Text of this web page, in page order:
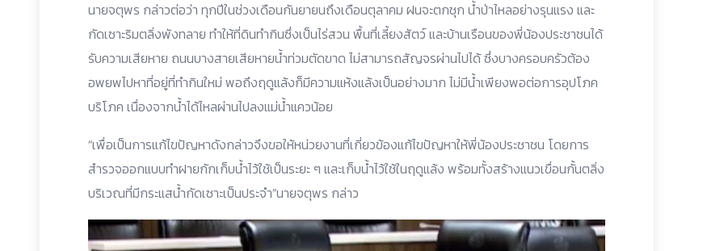
นายจตุพร กล่าวต่อว่า ทุกปีในช่วงเดือนกันยายนถึงเดือนตุลาคม ฝนจะตกชุก น้ำป่าไหลอย่างรุนแรง และ
กัดเซาะริมตลิ่งพังทลาย ทำให้ที่ดินทำกินซึ่งเป็นไร่สวน พื้นที่เลี้ยงสัตว์ และบ้านเรือนของพี่น้องประชาชนได้
รับความเสียหาย ถนนบางสายเสียหายน้ำท่วมตัดขาด ไม่สามารถสัญจรผ่านไปได้ ซึ่งบางครอบครัวต้อง
อพยพไปหาที่อยู่ที่ทำกินใหม่ พอถึงฤดูแล้งก็มีความแห้งแล้งเป็นอย่างมาก ไม่มีน้ำเพียงพอต่อการอุปโภค
บริโภค เนื่องจากน้ำได้ไหลผ่านไปลงแม่น้ำแควน้อย
“เพื่อเป็นการแก้ไขปัญหาดังกล่าวจึงขอให้หน่วยงานที่เกี่ยวข้องแก้ไขปัญหาให้พี่น้องประชาชน โดยการ
สำรวจออกแบบทำฝายกักเก็บน้ำไว้ใช้เป็นระยะ ๆ และเก็บน้ำไว้ใช้ในฤดูแล้ง พร้อมทั้งสร้างแนวเขื่อนกั้นตลิ่ง
บริเวณที่มีกระแสน้ำกัดเซาะเป็นประจำ”นายจตุพร กล่าว